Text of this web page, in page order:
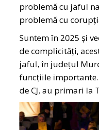
problemă cu jaful
problemă cu
Suntem în 2025 și
de complicități,
jaful, în județul
funcțiile
de CJ, au primari la